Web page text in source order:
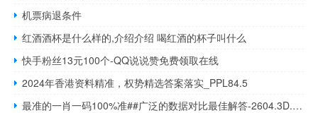
机票病退条件
红酒酒杯是什么样的,介绍介绍 喝红酒的杯子叫什么
快手粉丝13元100个-QQ说说赞免费领取在线
2024年香港资料精准，权势精选答案落实_PPL84.5
最准的一肖一码100%准##广泛的数据对比最佳解答-2604.3D.A522